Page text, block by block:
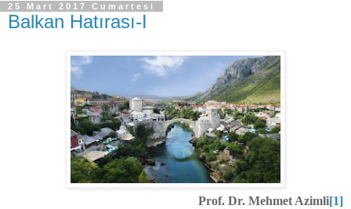
25 Mart 2017 Cumartesi
Balkan Hatırası-I
Prof. Dr. Mehmet Azimli[1]